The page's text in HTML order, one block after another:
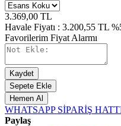
3.369,00 TL
Havale Fiyatı : 3.200,55 TL
Favorilerim Fiyat Alarmı
Kaydet
Sepete Ekle
Hemen Al
WHATSAPP SİPARİŞ
Paylaş